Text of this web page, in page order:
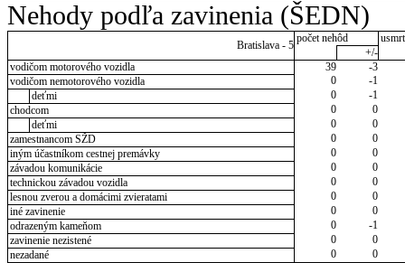
Nehody podľa zavinenia (ŠEDN)
Bratislava - 5
počet nehôd
+/-
vodičom motorového vozidla
39
-3
vodičom nemotorového vozidla
0
-1
deťmi
0
-1
chodcom
0
0
deťmi
0
0
zamestnancom SŽD
0
0
iným účastníkom cestnej premávky
0
0
závadou komunikácie
0
0
technickou závadou vozidla
0
0
lesnou zverou a domácimi zvieratami
0
0
iné zavinenie
0
0
odrazeným kameňom
0
-1
zavinenie nezistené
0
0
nezadané
0 0